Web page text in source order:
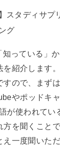
スタディサ
グ
っている」
を紹介します
すので、まず
やポッドキ
が使われてい
方を聞くこと
え一度聞いた